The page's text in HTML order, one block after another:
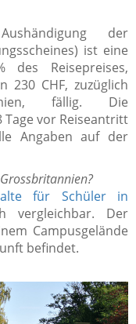
der
ist eine
Reisepreises,
230 CHF, zuzüglich
fällig. Die
Tage vor Reiseantritt
Angaben auf der
für Schüler in
vergleichbar. Der
Campusgelände
befindet.